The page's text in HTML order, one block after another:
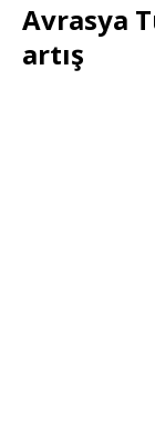
Avrasya
artış